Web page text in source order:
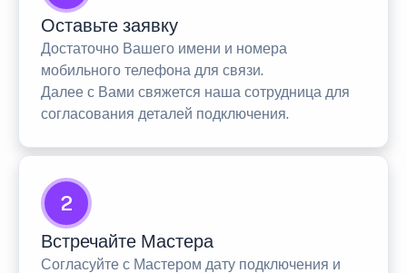
Оставьте заявку
Достаточно Вашего имени и номера
мобильного телефона для связи.
Далее с Вами свяжется наша сотрудница для
согласования деталей подключения.
2
Встречайте Мастера
Согласуйте с Мастером дату подключения и